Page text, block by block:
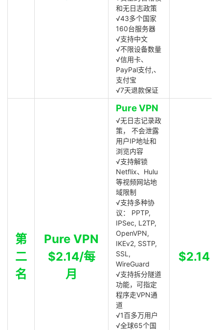
和无日志政策
√43多个国家
160台服务器
√支持中文
√不限设备数量
√信用卡、
PayPal支付,、
支付宝
√7天退款保证
第
二
名
Pure VPN
$2.14/每
月
Pure VPN
√无日志记录政
策， 不会泄露
用户IP地址和
浏览内容
√支持解锁
Netflix、Hulu
等视频网站地
域限制
√支持多种协
议： PPTP,
IPSec, L2TP,
OpenVPN,
IKEv2, SSTP,
SSL,
WireGuard
√支持拆分隧道
功能，可指定
程序走VPN通
道
√1百多万用户
√全球65个国
$2.14